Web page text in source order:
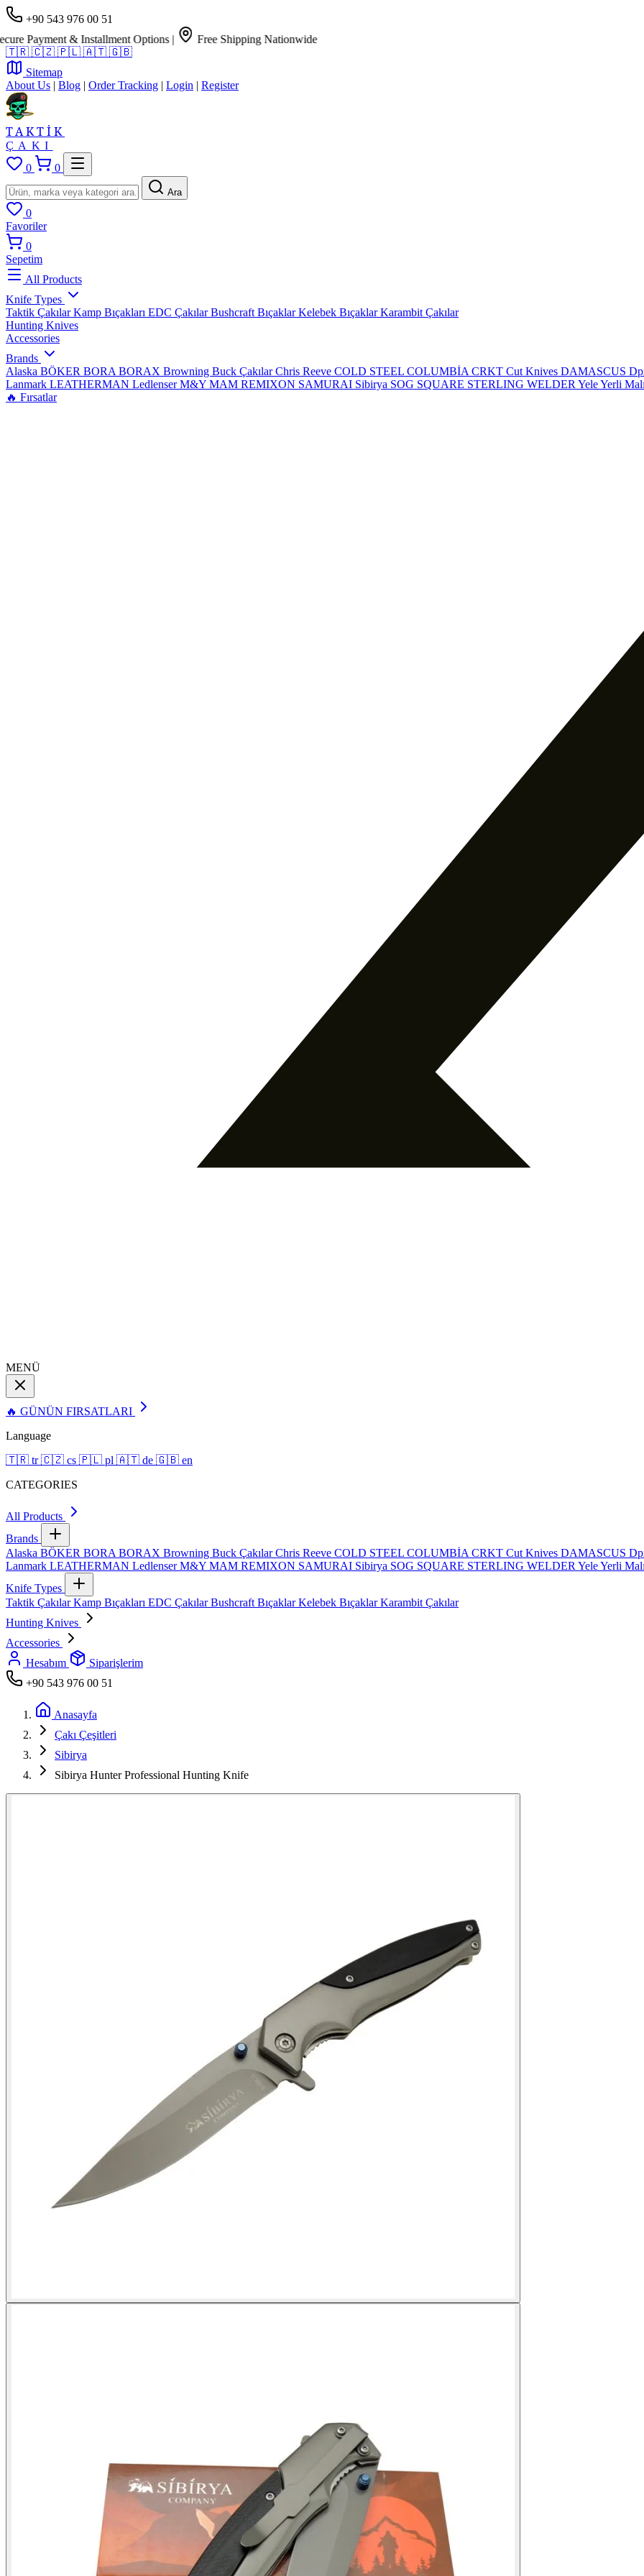
+90 543 976 00 51
& Installment Options |
Free Shipping Nationwide
🇹🇷 🇨🇿 🇵🇱 🇦🇹 🇬🇧
Sitemap
About Us | Blog | Order Tracking | Login | Register
TAKTİK
ÇAKI
0
0
Ara
0
Favoriler
0
Sepetim
All Products
Knife Types
Taktik ÇakılarKamp Bıçakları EDC ÇakılarBushcraft BıçaklarKelebek BıçaklarKarambit Çakılar
Hunting Knives
Accessories
Brands
Alaska BÖKER BORA BORAX Browning Buck ÇakılarChris Reeve COLD STEEL COLUMBİA CRKT Cut Knives DAMASCUS
Lanmark LEATHERMAN LedlenserM&Y MAM REMIXON SAMURAI Sibirya SOG SQUARE STERLING WELDER YeleYerli
🔥 Fırsatlar
MENÜ
🔥 GÜNÜN FIRSATLARI
Language
🇹🇷 tr 🇨🇿 cs 🇵🇱 pl 🇦🇹 de 🇬🇧 en
CATEGORIES
All Products
Brands
Alaska BÖKER BORA BORAX Browning Buck ÇakılarChris Reeve COLD STEEL COLUMBİA CRKT Cut Knives DAMASCUS
Lanmark LEATHERMAN LedlenserM&Y MAM REMIXON SAMURAI Sibirya SOG SQUARE STERLING WELDER YeleYerli
Knife Types
Taktik ÇakılarKamp Bıçakları EDC ÇakılarBushcraft BıçaklarKelebek BıçaklarKarambit Çakılar
Hunting Knives
Accessories
Hesabım
Siparişlerim
+90 543 976 00 51
Anasayfa
Çakı Çeşitleri
Sibirya
Sibirya Hunter Professional Hunting Knife